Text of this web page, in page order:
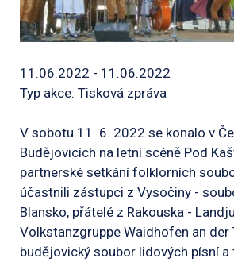
11.06.2022 - 11.06.2022
Typ akce: Tisková zpráva
V sobotu 11. 6. 2022 se konalo v
Budějovicích na letní scéně Pod
partnerské setkání folklorních
účastnili zástupci z Vysočiny -
Blansko, přátelé z Rakouska -
Volkstanzgruppe Waidhofen an der
budějovický soubor lidových písní a